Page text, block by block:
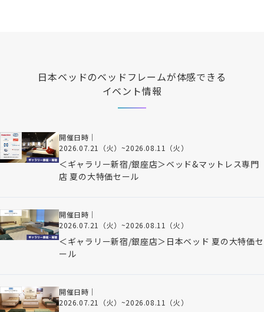
日本ベッドのベッドフレームが体感できる
イベント情報
開催日時｜
2026.07.21（火） ~2026.08.11（火）
＜ギャラリー新宿/銀座店＞ベッド&マットレス専門
店 夏の大特価セール
開催日時｜
2026.07.21（火） ~2026.08.11（火）
＜ギャラリー新宿/銀座店＞日本ベッド 夏の大特価セ
ール
開催日時｜
2026.07.21（火） ~2026.08.11（火）